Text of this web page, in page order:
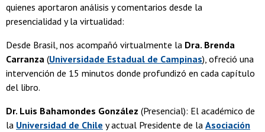
quienes aportaron análisis y comentarios desde la
presencialidad y la virtualidad:
Desde Brasil, nos acompañó virtualmente la Dra. Brenda
Carranza (Universidade Estadual de Campinas), ofreció una
intervención de 15 minutos donde profundizó en cada capítulo
del libro.
Dr. Luis Bahamondes González (Presencial): El académico de
la Universidad de Chile y actual Presidente de la Asociación